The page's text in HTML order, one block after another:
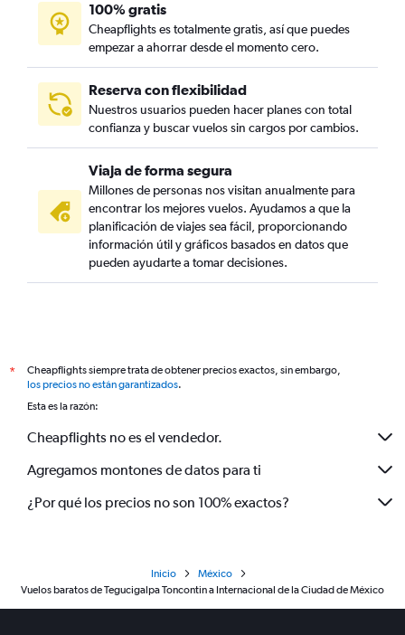
100% gratis
Cheapflights es totalmente gratis, así que puedes
empezar a ahorrar desde el momento cero.
Reserva con flexibilidad
Nuestros usuarios pueden hacer planes con total
confianza y buscar vuelos sin cargos por cambios.
Viaja de forma segura
Millones de personas nos visitan anualmente para
encontrar los mejores vuelos. Ayudamos a que la
planificación de viajes sea fácil, proporcionando
información útil y gráficos basados en datos que
pueden ayudarte a tomar decisiones.
*
Cheapflights siempre trata de obtener precios exactos, sin embargo,
los precios no están garantizados.
Esta es la razón:
Cheapflights no es el vendedor.
Agregamos montones de datos para ti
¿Por qué los precios no son 100% exactos?
Inicio
México
Vuelos baratos de Tegucigalpa Toncontin a Internacional de la Ciudad de México